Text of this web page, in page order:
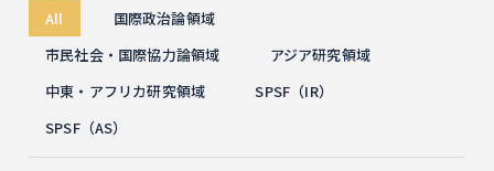
All
国際政治論領域
市民社会・国際協力論領域
アジア研究領域
中東・アフリカ研究領域
SPSF（IR）
SPSF（AS）